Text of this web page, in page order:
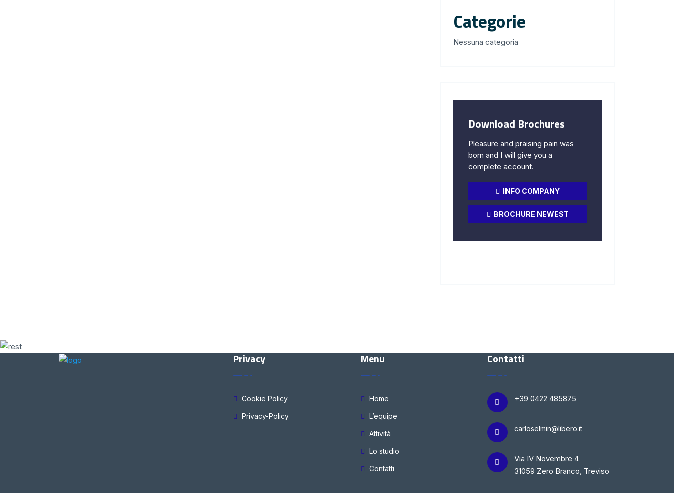
Categorie
Nessuna categoria
Download Brochures
Pleasure and praising pain was
born and I will give you a
complete account.
INFO COMPANY
BROCHURE NEWEST
Privacy
Cookie Policy
Privacy-Policy
Menu
Home
L’equipe
Attività
Lo studio
Contatti
Contatti
+39 0422 485875
carloselmin@libero.it
Via IV Novembre 4
31059 Zero Branco, Treviso